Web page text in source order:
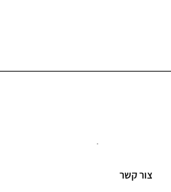
צור קשר